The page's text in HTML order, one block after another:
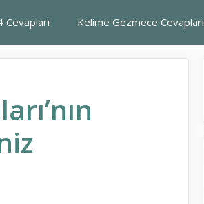
Kelime Gezmece Cevapları